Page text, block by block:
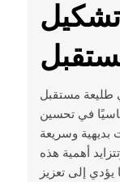
تشكيل
طليعة مستقبل
في تحسين
وسريعة
أهمية هذه
إلى تعزيز